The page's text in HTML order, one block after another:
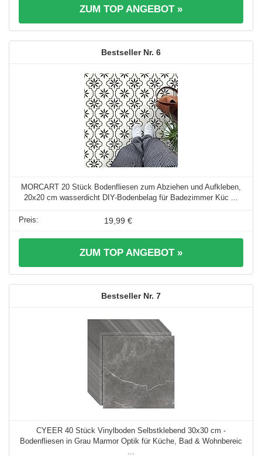
ZUM TOP ANGEBOT »
6
MORCART 20 Stück Bodenfliesen zum Abziehen und Aufkleben,
20x20 cm wasserdicht DIY-Bodenbelag für Badezimmer Küc ...
19,99 €
ZUM TOP ANGEBOT »
7
CYEER 40 Stück Vinylboden Selbstklebend 30x30 cm -
Bodenfliesen in Grau Marmor Optik für Küche, Bad & Wohnbereic